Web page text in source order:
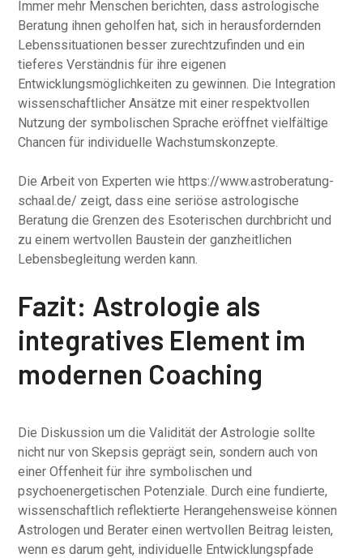
Immer mehr Menschen berichten, dass astrologische
Beratung ihnen geholfen hat, sich in herausfordernden
Lebenssituationen besser zurechtzufinden und ein
tieferes Verständnis für ihre eigenen
Entwicklungsmöglichkeiten zu gewinnen. Die Integration
wissenschaftlicher Ansätze mit einer respektvollen
Nutzung der symbolischen Sprache eröffnet vielfältige
Chancen für individuelle Wachstumskonzepte.
Die Arbeit von Experten wie https://www.astroberatung-
schaal.de/ zeigt, dass eine seriöse astrologische
Beratung die Grenzen des Esoterischen durchbricht und
zu einem wertvollen Baustein der ganzheitlichen
Lebensbegleitung werden kann.
Fazit: Astrologie als
integratives Element im
modernen Coaching
Die Diskussion um die Validität der Astrologie sollte
nicht nur von Skepsis geprägt sein, sondern auch von
einer Offenheit für ihre symbolischen und
psychoenergetischen Potenziale. Durch eine fundierte,
wissenschaftlich reflektierte Herangehensweise können
Astrologen und Berater einen wertvollen Beitrag leisten,
wenn es darum geht, individuelle Entwicklungspfade